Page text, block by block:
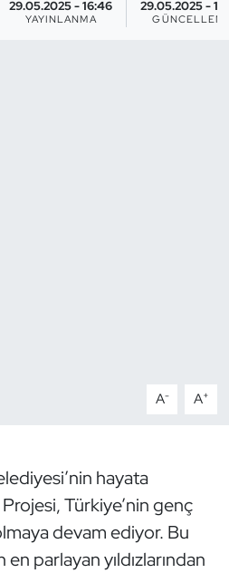
29.05.2025 - 16:46
YAYINLANMA
29.05.2025 -
A- A+
hayata
Türkiye’nin genç
devam ediyor. Bu
parlayan yıldızlarından